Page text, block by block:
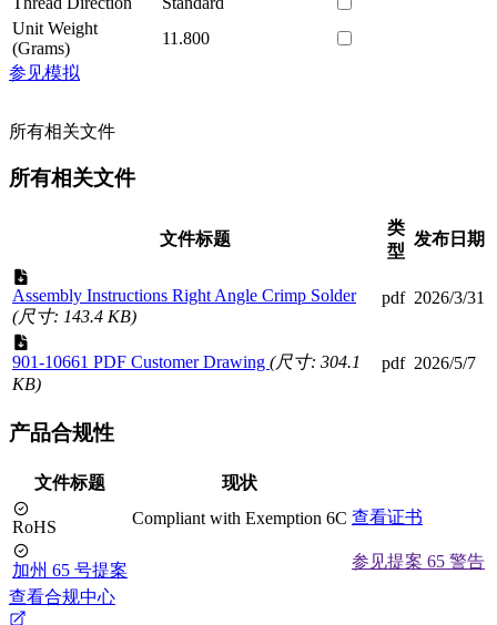
Unit Weight
(Grams)
11.800
参见模拟
所有相关文件
所有相关文件
文件标题
类
型
发布日期
Assembly Instructions Right Angle Crimp Solder
(尺寸: 143.4 KB)
pdf 2026/3/31
901-10661 PDF Customer Drawing (尺寸: 304.1
KB)
pdf 2026/5/7
产品合规性
文件标题 现状
RoHS Compliant with Exemption 6C 查看证书
加州 65 号提案
参见提案 65 警告
查看合规中心